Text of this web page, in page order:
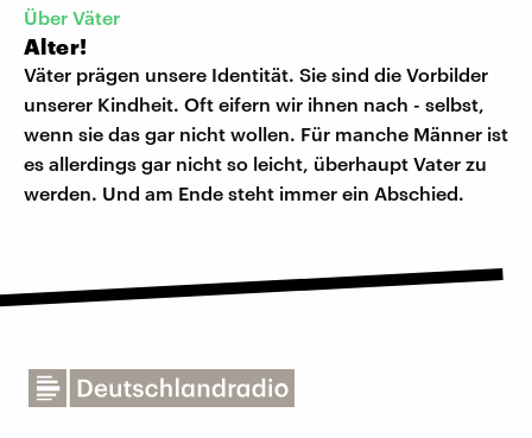
Über Väter
Alter!
Väter prägen unsere Identität. Sie sind die Vorbilder
unserer Kindheit. Oft eifern wir ihnen nach - selbst,
wenn sie das gar nicht wollen. Für manche Männer ist
es allerdings gar nicht so leicht, überhaupt Vater zu
werden. Und am Ende steht immer ein Abschied.